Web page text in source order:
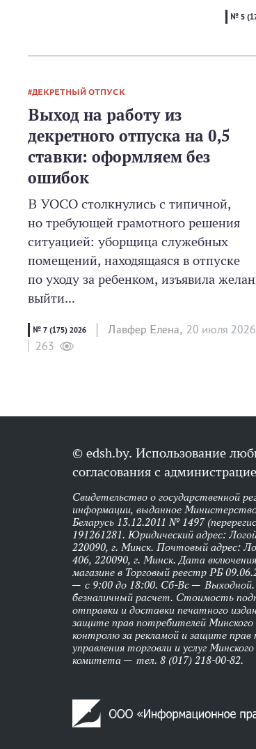
№ 5
ДЕКРЕТНЫЙ ОТПУСК
Выход на работу из
декретного отпуска на 0,5
ставки: оформляем без
ошибок
В УОСО столкнулись с типичной,
но требующей грамотного решения
ситуацией: уборщица служебных
помещений, находящаяся в отпуске
по уходу за ребенком, изъявила
выйти...
№ 7 (175) 2026 Лавфер Елена, 20 июля 2026
263
© edsh.by. Использование
согласования с
Свидетельство о государственной
информации, выданное
Беларусь 13.12.2011 № 1497
191261281. Юридический адрес:
220090, г. Минск. Почтовый адрес:
406, 220090, г. Минск. Дата
магазине в Торговый реестр РБ
— с 9:00 до 18:00. Сб-Вс —
безналичный расчет. Стоимость
отправки и доставки печатного
защите прав потребителей
контролю за рекламой и защите прав
управления торговли и услуг
комитета — тел. 8 (017) 218-00-82.